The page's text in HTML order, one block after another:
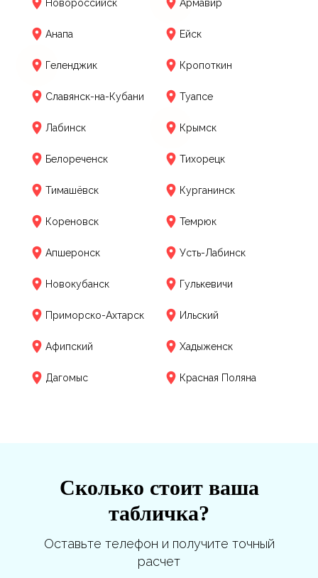
Новороссийск Армавир
Анапа Ейск
Геленджик Кропоткин
Славянск-на-Кубани Туапсе
Лабинск Крымск
Белореченск Тихорецк
Тимашёвск Курганинск
Кореновск Темрюк
Апшеронск Усть-Лабинск
Новокубанск Гулькевичи
Приморско-Ахтарск Ильский
Афипский Хадыженск
Дагомыс Красная Поляна
Сколько стоит ваша
табличка?
Оставьте телефон и получите точный
расчет